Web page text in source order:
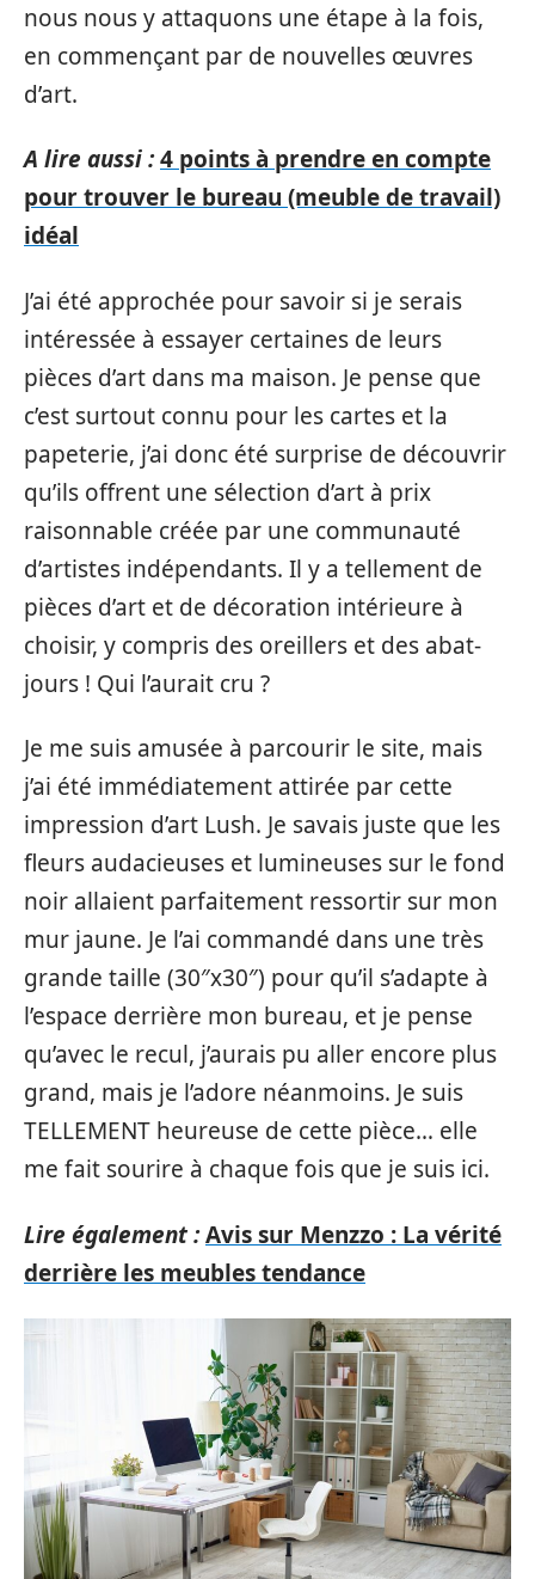
nous nous y attaquons une étape à la fois,
en commençant par de nouvelles œuvres
d’art.
A lire aussi :4 points à prendre en compte
pour trouver le bureau (meuble de travail)
idéal
J’ai été approchée pour savoir si je serais
intéressée à essayer certaines de leurs
pièces d’art dans ma maison. Je pense que
c’est surtout connu pour les cartes et la
papeterie, j’ai donc été surprise de découvrir
qu’ils offrent une sélection d’art à prix
raisonnable créée par une communauté
d’artistes indépendants. Il y a tellement de
pièces d’art et de décoration intérieure à
choisir, y compris des oreillers et des abat-
jours ! Qui l’aurait cru ?
Je me suis amusée à parcourir le site, mais
j’ai été immédiatement attirée par cette
impression d’art Lush. Je savais juste que les
fleurs audacieuses et lumineuses sur le fond
noir allaient parfaitement ressortir sur mon
mur jaune. Je l’ai commandé dans une très
grande taille (30″x30″) pour qu’il s’adapte à
l’espace derrière mon bureau, et je pense
qu’avec le recul, j’aurais pu aller encore plus
grand, mais je l’adore néanmoins. Je suis
TELLEMENT heureuse de cette pièce… elle
me fait sourire à chaque fois que je suis ici.
Lire également :Avis sur Menzzo : La vérité
derrière les meubles tendance